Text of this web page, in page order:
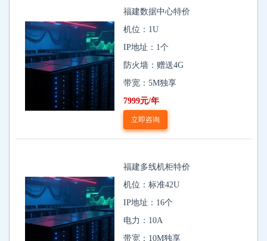
福建数据中心特价
机位：1U
IP地址：1个
防火墙：赠送4G
带宽：5M独享
7999元/年
立即咨询
福建多线机柜特价
机位：标准42U
IP地址：16个
电力：10A
带宽：10M独享